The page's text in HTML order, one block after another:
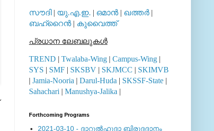
സൗദി| യു.എ.ഇ. | ഒമാന്‍ | ഖത്തര്‍|
ബഹ്റൈന്‍ | കുവൈത്ത്
പ്രധാന ലേബലുകള്‍
TREND | Twalaba-Wing | Campus-Wing |
SYS | SMF | SKSBV | SKJMCC | SKIMVB
| Jamia-Nooria | Darul-Huda | SKSSF-State |
Sahachari | Manushya-Jalika |
Forthcoming Programs
2021-03-10 - ദാറുല്‍ഹുദാ ബിരുദദാനം